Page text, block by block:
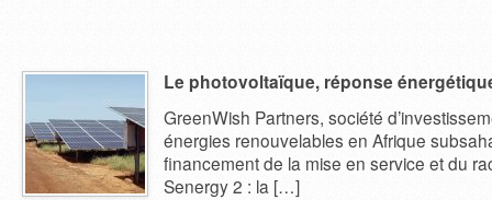
Le photovoltaïque, réponse
GreenWish Partners, société
énergies renouvelables en Afrique
financement de la mise en service et du
Senergy 2 : la […]